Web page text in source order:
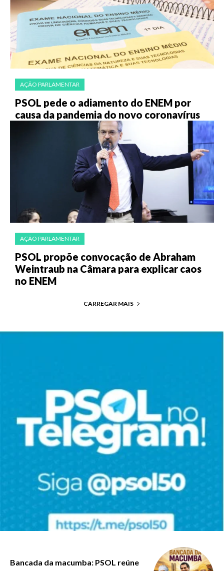
AÇÃO PARLAMENTAR
PSOL pede o adiamento do ENEM por
causa da pandemia do novo coronavírus
AÇÃO PARLAMENTAR
PSOL propõe convocação de Abraham
Weintraub na Câmara para explicar caos
no ENEM
CARREGAR MAIS
Bancada da macumba: PSOL reúne